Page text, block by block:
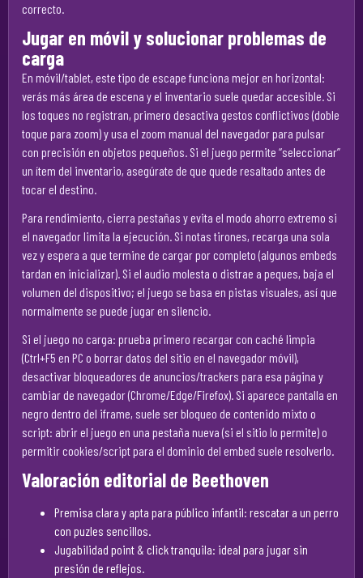
correcto.
Jugar en móvil y solucionar problemas de
carga
En móvil/tablet, este tipo de escape funciona mejor en horizontal:
verás más área de escena y el inventario suele quedar accesible. Si
los toques no registran, primero desactiva gestos conflictivos (doble
toque para zoom) y usa el zoom manual del navegador para pulsar
con precisión en objetos pequeños. Si el juego permite “seleccionar”
un ítem del inventario, asegúrate de que quede resaltado antes de
tocar el destino.
Para rendimiento, cierra pestañas y evita el modo ahorro extremo si
el navegador limita la ejecución. Si notas tirones, recarga una sola
vez y espera a que termine de cargar por completo (algunos embeds
tardan en inicializar). Si el audio molesta o distrae a peques, baja el
volumen del dispositivo; el juego se basa en pistas visuales, así que
normalmente se puede jugar en silencio.
Si el juego no carga: prueba primero recargar con caché limpia
(Ctrl+F5 en PC o borrar datos del sitio en el navegador móvil),
desactivar bloqueadores de anuncios/trackers para esa página y
cambiar de navegador (Chrome/Edge/Firefox). Si aparece pantalla en
negro dentro del iframe, suele ser bloqueo de contenido mixto o
script: abrir el juego en una pestaña nueva (si el sitio lo permite) o
permitir cookies/script para el dominio del embed suele resolverlo.
Valoración editorial de Beethoven
Premisa clara y apta para público infantil: rescatar a un perro
con puzles sencillos.
Jugabilidad point & click tranquila: ideal para jugar sin
presión de reflejos.